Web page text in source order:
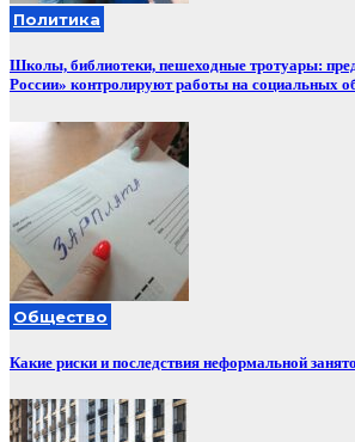
Политика
Школы, библиотеки, пешеходные тротуары:
России» контролируют работы на социальных
Общество
Какие риски и последствия неформальной